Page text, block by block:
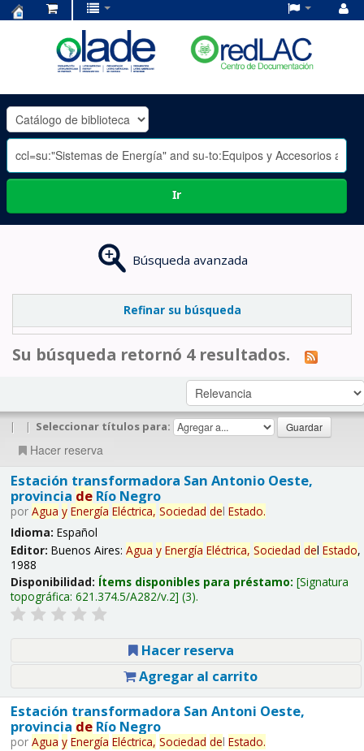
OLADE
-
Ir
Búsqueda avanzada
Refinar su búsqueda
Su búsqueda retornó 4 resultados.
| | Seleccionar títulos para:
Hacer reserva
Estación transformadora San Antonio Oeste,
provincia deRío Negro
por Agua y Energía Eléctrica, Sociedad del Estado.
Idioma: Español
Editor: Buenos Aires: Agua y Energía Eléctrica, Sociedad del Estado,
1988
Disponibilidad: Ítems disponibles para préstamo: Signatura
topográfica: 621.374.5/A282/v.2 (3).
Hacer reserva
Agregar al carrito
Estación transformadora San Antoni Oeste,
provincia deRío Negro
por Agua y Energía Eléctrica, Sociedad del Estado.